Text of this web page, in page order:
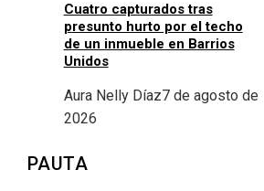
Cuatro capturados tras
presunto hurto por el techo
de un inmueble en Barrios
Unidos
Aura Nelly Díaz7 de agosto de
2026
PAUTA